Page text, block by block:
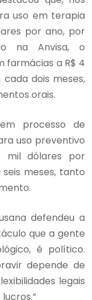
uso em terapia
por ano, por
na Anvisa, o
farmácias a R$ 4
dois meses,
orais.
processo de
uso preventivo
mil dólares por
meses, tanto
defendeu a
que a gente
é político.
depende de
legais